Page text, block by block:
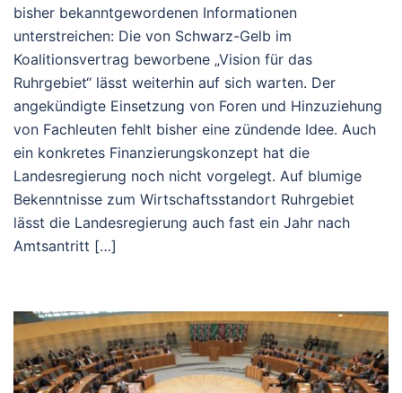
bisher bekanntgewordenen Informationen
unterstreichen: Die von Schwarz-Gelb im
Koalitionsvertrag beworbene „Vision für das
Ruhrgebiet“ lässt weiterhin auf sich warten. Der
angekündigte Einsetzung von Foren und Hinzuziehung
von Fachleuten fehlt bisher eine zündende Idee. Auch
ein konkretes Finanzierungskonzept hat die
Landesregierung noch nicht vorgelegt. Auf blumige
Bekenntnisse zum Wirtschaftsstandort Ruhrgebiet
lässt die Landesregierung auch fast ein Jahr nach
Amtsantritt […]